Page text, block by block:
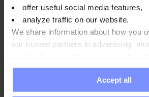
offer useful social media features,
analyze traffic on our website.
We share information about how you
our trusted partners in advertising,
information you have provided to
collected when you use their services.
Accept all
OstroVit EAA - Analisi microbiologica
OstroVit EAA - Analisi del contenuto
22.04.2024